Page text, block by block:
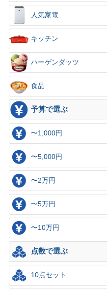
人気家電
キッチン
ハーゲンダッツ
食品
予算で選ぶ
〜1,000円
〜5,000円
〜2万円
〜5万円
〜10万円
点数で選ぶ
10点セット